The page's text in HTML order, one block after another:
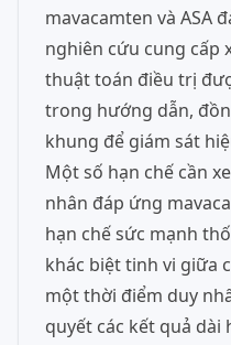
mavacamten và ASA
nghiên cứu cung cấp
thuật toán điều trị
trong hướng dẫn,
khung để giám sát
Một số hạn chế cần
nhân đáp ứng
hạn chế sức mạnh
khác biệt tinh vi giữa
một thời điểm duy
quyết các kết quả